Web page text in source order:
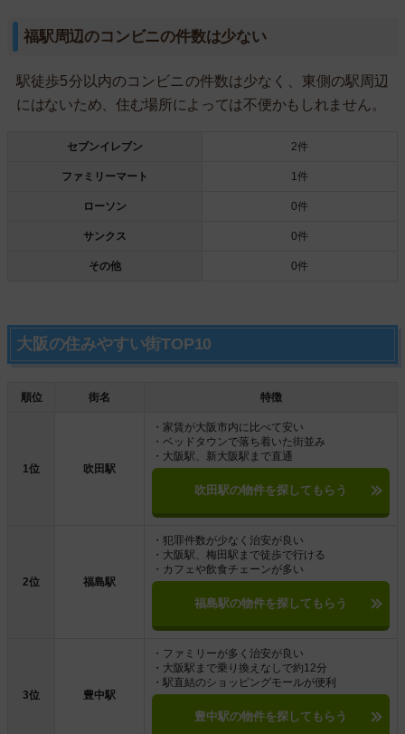
福駅周辺のコンビニの件数は少ない
駅徒歩5分以内のコンビニの件数は少なく、東側の駅周辺
にはないため、住む場所によっては不便かもしれません。
セブンイレブン 2件
ファミリーマート 1件
ローソン 0件
サンクス 0件
その他 0件
大阪の住みやすい街TOP10
順位 街名 特徴
1位 吹田駅
・家賃が大阪市内に比べて安い
・ベッドタウンで落ち着いた街並み
・大阪駅、新大阪駅まで直通
吹田駅の物件を探してもらう
2位 福島駅
・犯罪件数が少なく治安が良い
・大阪駅、梅田駅まで徒歩で行ける
・カフェや飲食チェーンが多い
福島駅の物件を探してもらう
3位 豊中駅
・ファミリーが多く治安が良い
・大阪駅まで乗り換えなしで約12分
・駅直結のショッピングモールが便利
豊中駅の物件を探してもらう